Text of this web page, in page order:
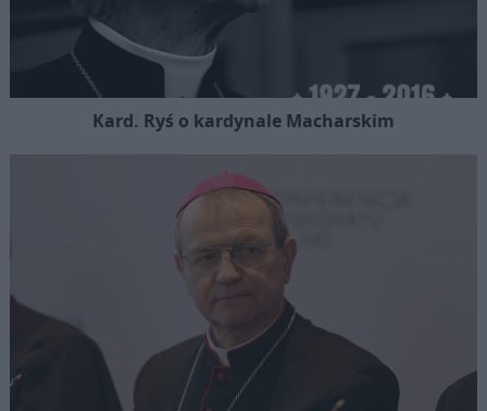
Kard. Ryś o kardynale Macharskim